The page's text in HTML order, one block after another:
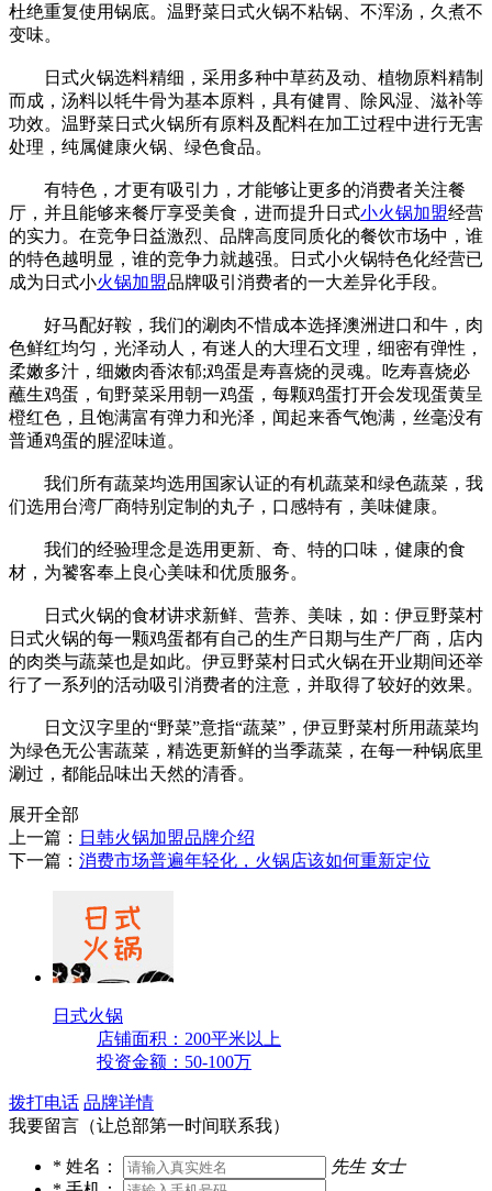
杜绝重复使用锅底。温野菜日式火锅不粘锅、不浑汤，久煮不
变味。
日式火锅选料精细，采用多种中草药及动、植物原料精制
而成，汤料以牦牛骨为基本原料，具有健胃、除风湿、滋补等
功效。温野菜日式火锅所有原料及配料在加工过程中进行无害
处理，纯属健康火锅、绿色食品。
有特色，才更有吸引力，才能够让更多的消费者关注餐
厅，并且能够来餐厅享受美食，进而提升日式小火锅加盟经营
的实力。在竞争日益激烈、品牌高度同质化的餐饮市场中，谁
的特色越明显，谁的竞争力就越强。日式小火锅特色化经营已
成为日式小火锅加盟品牌吸引消费者的一大差异化手段。
好马配好鞍，我们的涮肉不惜成本选择澳洲进口和牛，肉
色鲜红均匀，光泽动人，有迷人的大理石文理，细密有弹性，
柔嫩多汁，细嫩肉香浓郁;鸡蛋是寿喜烧的灵魂。吃寿喜烧必
蘸生鸡蛋，旬野菜采用朝一鸡蛋，每颗鸡蛋打开会发现蛋黄呈
橙红色，且饱满富有弹力和光泽，闻起来香气饱满，丝毫没有
普通鸡蛋的腥涩味道。
我们所有蔬菜均选用国家认证的有机蔬菜和绿色蔬菜，我
们选用台湾厂商特别定制的丸子，口感特有，美味健康。
我们的经验理念是选用更新、奇、特的口味，健康的食
材，为饕客奉上良心美味和优质服务。
日式火锅的食材讲求新鲜、营养、美味，如：伊豆野菜村
日式火锅的每一颗鸡蛋都有自己的生产日期与生产厂商，店内
的肉类与蔬菜也是如此。伊豆野菜村日式火锅在开业期间还举
行了一系列的活动吸引消费者的注意，并取得了较好的效果。
日文汉字里的“野菜”意指“蔬菜”，伊豆野菜村所用蔬菜均
为绿色无公害蔬菜，精选更新鲜的当季蔬菜，在每一种锅底里
涮过，都能品味出天然的清香。
展开全部
上一篇： 日韩火锅加盟品牌介绍
下一篇： 消费市场普遍年轻化，火锅店该如何重新定位
日式火锅
店铺面积：200平米以上
投资金额：50-100万
拨打电话 品牌详情
我要留言（让总部第一时间联系我）
* 姓名： 先生 女士